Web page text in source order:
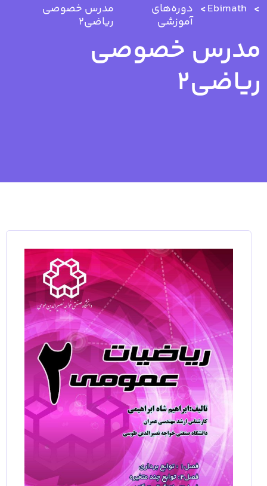
Ebimath دوره‌های
آموزشی
مدرس خصوصی
ریاضی2
مدرس خصوصی
ریاضی2